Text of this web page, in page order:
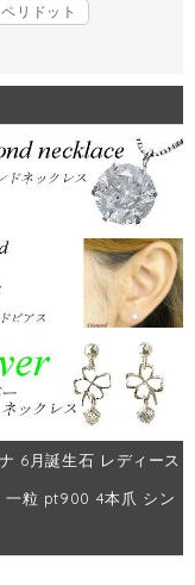
ペリドット
6月誕生石 レディース
粒 pt900 4本爪 シン